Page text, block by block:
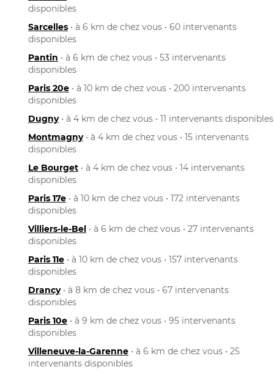
disponibles
Sarcelles • à 6 km de chez vous • 60 intervenants
disponibles
Pantin • à 6 km de chez vous • 53 intervenants
disponibles
Paris 20e • à 10 km de chez vous • 200 intervenants
disponibles
Dugny• à 4 km de chez vous • 11 intervenants disponibles
Montmagny• à 4 km de chez vous • 15 intervenants
disponibles
Le Bourget • à 4 km de chez vous • 14 intervenants
disponibles
Paris 17e • à 10 km de chez vous • 172 intervenants
disponibles
Villiers-le-Bel • à 6 km de chez vous • 27 intervenants
disponibles
Paris 11e • à 10 km de chez vous • 157 intervenants
disponibles
Drancy• à 8 km de chez vous • 67 intervenants
disponibles
Paris 10e • à 9 km de chez vous • 95 intervenants
disponibles
Villeneuve-la-Garenne • à 6 km de chez vous • 25
intervenants disponibles